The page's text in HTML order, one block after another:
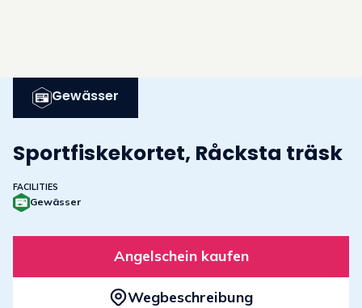
Gewässer
Sportfiskekortet, Råcksta träsk
FACILITIES
Gewässer
Angelschein kaufen
Wegbeschreibung